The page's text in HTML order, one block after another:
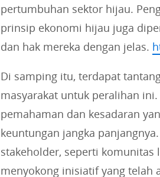
pertumbuhan sektor hijau.
prinsip ekonomi hijau juga
dan hak mereka dengan jelas.
Di samping itu, terdapat
masyarakat untuk peralihan
pemahaman dan kesadaran
keuntungan jangka
stakeholder, seperti
menyokong inisiatif yang telah